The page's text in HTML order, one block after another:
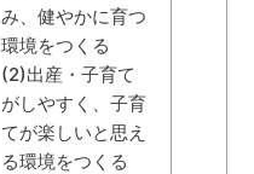
み、健やかに育つ
環境をつくる
(2)出産・子育て
がしやすく、子育
てが楽しいと思え
る環境をつくる